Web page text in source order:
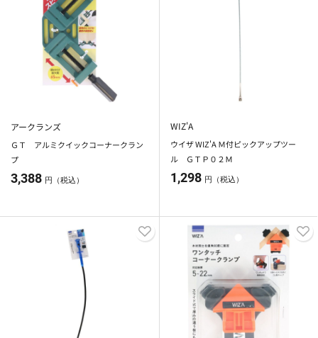
アークランズ
ＧＴ アルミクイックコーナークラン
プ
3,388 円（税込）
WIZ'A
ウイザ WIZ'A Ｍ付ピックアップツー
ル ＧＴＰ０２Ｍ
1,298 円（税込）